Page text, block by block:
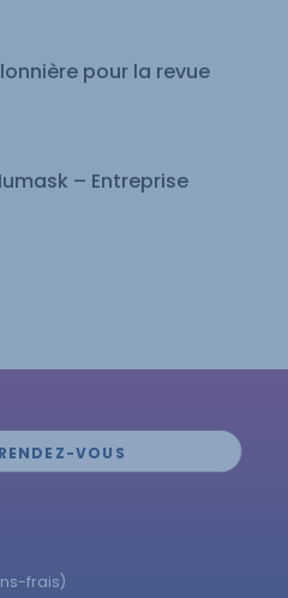
pour la revue
– Entreprise
VOUS
frais)